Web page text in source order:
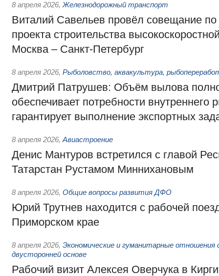
8 апреля 2026, Железнодорожный транспорт
Виталий Савельев провёл совещание по
проекта строительства
Москва – Санкт-Петербург
8 апреля 2026, Рыболовство, аквакультура,
Дмитрий Патрушев: Объём вылова
обеспечивает потребности внутреннего
гарантирует выполнение экспортных
8 апреля 2026, Авиастроение
Денис Мантуров встретился с главой
Татарстан Рустамом Миннихановым
8 апреля 2026, Общие вопросы развития ДФО
Юрий Трутнев находится с рабочей
Приморском крае
8 апреля 2026, Экономические и гуманитарные
двусторонней основе
Рабочий визит Алексея Оверчука в